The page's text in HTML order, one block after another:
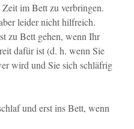
im Bett zu verbringen.
leider nicht hilfreich.
zu Bett gehen, wenn Ihr
dafür ist (d. h. wenn Sie
wird und Sie sich schläfrig
und erst ins Bett, wenn